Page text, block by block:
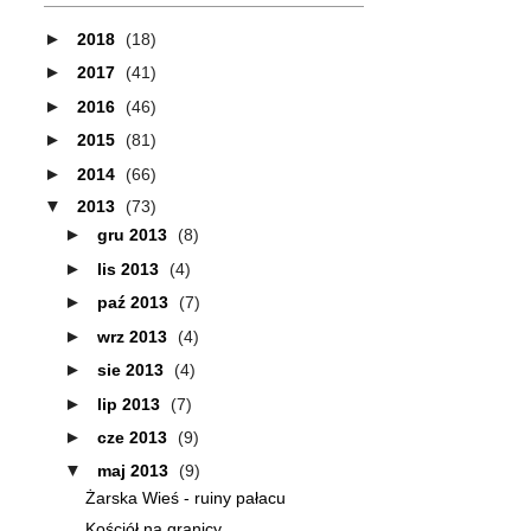
► 2018 (18)
► 2017 (41)
► 2016 (46)
► 2015 (81)
► 2014 (66)
▼ 2013 (73)
► gru 2013 (8)
► lis 2013 (4)
► paź 2013 (7)
► wrz 2013 (4)
► sie 2013 (4)
► lip 2013 (7)
► cze 2013 (9)
▼ maj 2013 (9)
Żarska Wieś - ruiny pałacu